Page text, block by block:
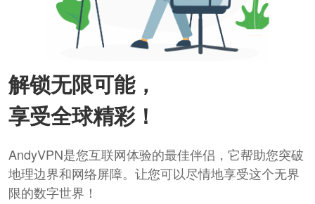
解锁无限可能，
享受全球精彩！
AndyVPN是您互联网体验的最佳伴侣，它帮助您突破
地理边界和网络屏障。让您可以尽情地享受这个无界
限的数字世界！